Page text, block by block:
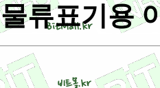
물류표기용